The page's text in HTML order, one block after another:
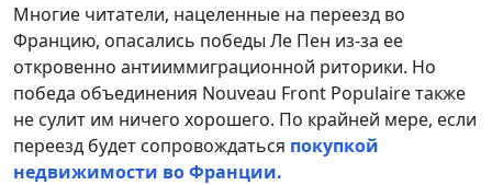
Многие читатели, нацеленные на переезд во
Францию, опасались победы Ле Пен из-за ее
откровенно антииммиграционной риторики. Но
победа объединения Nouveau Front Populaire также
не сулит им ничего хорошего. По крайней мере, если
переезд будет сопровождаться покупкой
недвижимости во Франции.